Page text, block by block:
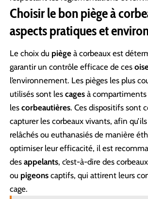
Choisir le bon piège à
aspects pratiques et
Le choix du piège à corbeaux est
garantir un contrôle efficace de ces
l’environnement. Les pièges les plus
utilisés sont les cages à
les corbeautières. Ces dispositifs sont
capturer les corbeaux vivants, afin
relâchés ou euthanasiés de manière
optimiser leur efficacité, il est
des appelants, c’est-à-dire des corbeaux
ou pigeons captifs, qui attirent leurs
cage.